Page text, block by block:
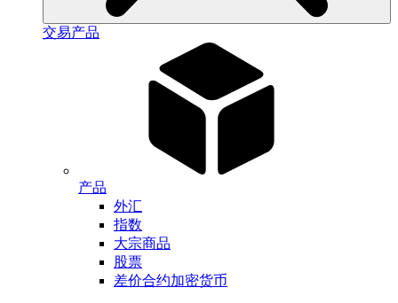
交易产品
产品
外汇
指数
大宗商品
股票
差价合约加密货币